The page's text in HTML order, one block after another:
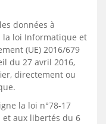
données à
la loi Informatique et
(UE) 2016/679
du 27 avril 2016,
directement ou
la loi n°78-17
et aux libertés du 6